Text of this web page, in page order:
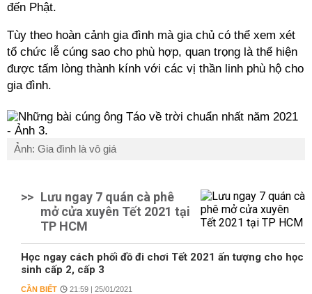
đến Phật.
Tùy theo hoàn cảnh gia đình mà gia chủ có thể xem xét
tổ chức lễ cúng sao cho phù hợp, quan trọng là thể hiện
được tấm lòng thành kính với các vị thần linh phù hộ cho
gia đình.
Ảnh: Gia đình là vô giá
>> Lưu ngay 7 quán cà phê
mở cửa xuyên Tết 2021 tại
TP HCM
Học ngay cách phối đồ đi chơi Tết 2021 ấn tượng cho học
sinh cấp 2, cấp 3
CẦN BIẾT 21:59 | 25/01/2021